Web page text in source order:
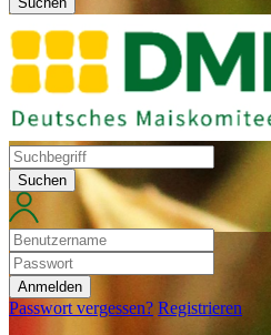
Suchen
Anmelden
Passwort vergessen? Registrieren